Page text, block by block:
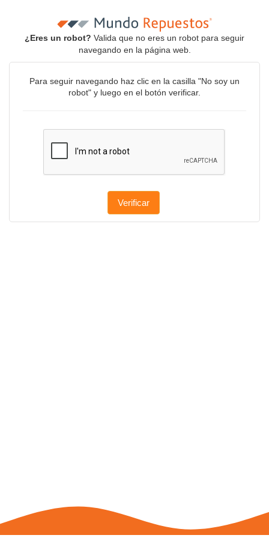
¿Eres un robot? Valida que no eres un robot para seguir
navegando en la página web.
Para seguir navegando haz clic en la casilla "No soy un
robot" y luego en el botón verificar.
Verificar